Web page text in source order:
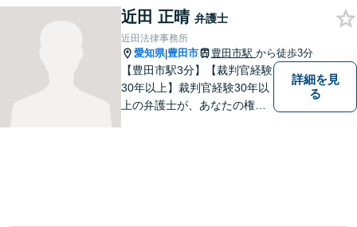
お困りの方はなんでもご相談
ください。先を見据えた解決
策をご提案いたします。
近田 正晴 弁護士
近田法律事務所
愛知県|豊田市 豊田市駅 から徒歩3分
【豊田市駅3分】【裁判官経験
30年以上】裁判官経験30年以
上の弁護士が、あなたの権利
詳細を見
る